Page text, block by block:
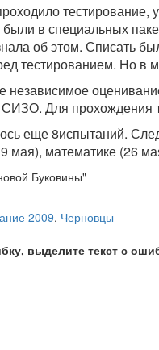
в специальных
об этом. Списать
тестированием. Но в
независимое
Для прохождения
еще 8испытаний.
мая), математике (26
Буковины"
2009, Черновцы
выделите текст с